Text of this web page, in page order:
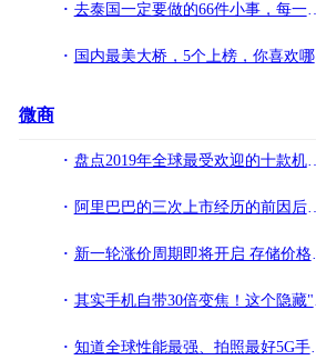
去泰国一定要做的66件小事，每一件都浪漫至极
国内最美大桥，5个上榜，你喜欢哪一个呢？
微商
盘点2019年全球最受欢迎的十款机型，华为无缘，小米上榜
阿里巴巴的三次上市经历的前因后果，你知道吗？
新一轮涨价周期即将开启 存储价格有望触底回升
其实手机自带30倍变焦！这个隐藏"望远镜"功能，你们都知道吗
知道全球性能最强、拍照最好5G手机是哪款？小米10系列揭开迷惑